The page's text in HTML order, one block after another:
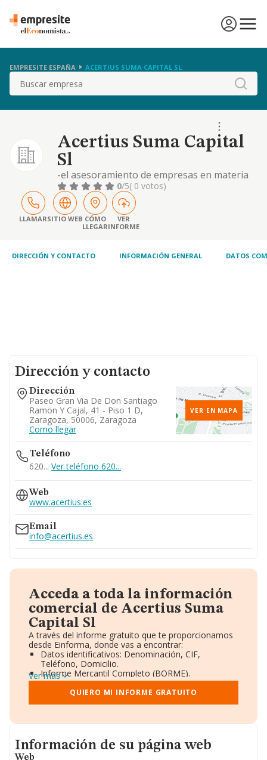
EMPRESITE ESPAÑA ACERTIUS SUMA CAPITAL SL
Buscar
Acertius Suma Capital
Sl
-el asesoramiento de empresas en materia
económico, financiero, fiscal, contable,
estratégico y corporativo, así como la
actividad de consultoría empresarial
necesaria para su implantación. -
representación de empresas, organismos e
requieran para la captación
0/5( 0 votos)
LLAMARSITIO WEB CÓMO
LLEGAR
VER
INFORME
DIRECCIÓN Y CONTACTO INFORMACIÓN GENERAL DATOS
Dirección y contacto
Dirección
Paseo Gran Via De Don Santiago
Ramon Y Cajal, 41 - Piso 1 D,
Zaragoza, 50006, Zaragoza
Como llegar
VER EN MAPA
Teléfono
620... Ver teléfono 620...
Web
www.acertius.es
Email
info@acertius.es
Acceda a toda la información
comercial de Acertius Suma
Capital Sl
A través del informe gratuito que te proporcionamos
desde Einforma, donde vas a encontrar:
Datos identificativos: Denominación, CIF,
Teléfono, Domicilio.
Informe Mercantil Completo (BORME).
Gráficos de Evolución Ventas y Empleados.
Consejo de Administración y Administradores.
Directivos y Ejecutivos.
Información oficial y registral complementaria.
Ver más
QUIERO MI INFORME GRATUITO
Informacion de su página web
Información de su página web
Web